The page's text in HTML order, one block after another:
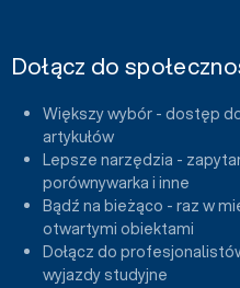
Dołącz do
Większy wybór - dostęp
artykułów
Lepsze narzędzia -
porównywarka i inne
Bądź na bieżąco - raz w
otwartymi obiektami
Dołącz do
wyjazdy studyjne